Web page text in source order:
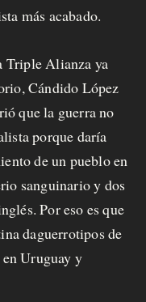
más acabado.
Triple Alianza ya
Cándido López
que la guerra no
porque daría
de un pueblo en
sanguinario y dos
Por eso es que
daguerrotipos de
Uruguay y